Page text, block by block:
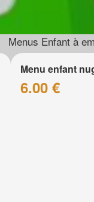
Menus Enfant à
Menu enfant
6.00 €